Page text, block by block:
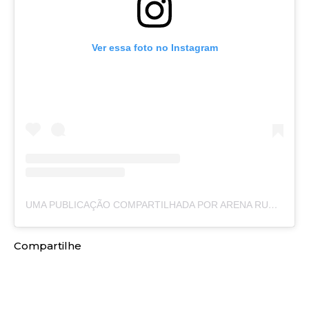
Ver essa foto no Instagram
UMA PUBLICAÇÃO COMPARTILHADA POR ARENA RUBRO-NEGRA (@ARENARUBRONEGRA)
Compartilhe